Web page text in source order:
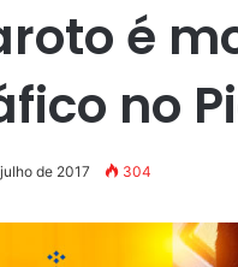
é
no
de 2017 304